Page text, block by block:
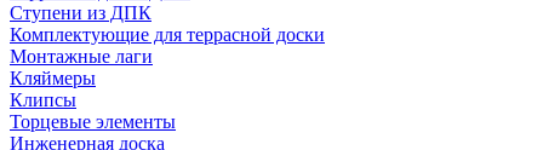
Ступени из ДПК
Комплектующие для террасной доски
Монтажные лаги
Кляймеры
Клипсы
Торцевые элементы
Инженерная доска